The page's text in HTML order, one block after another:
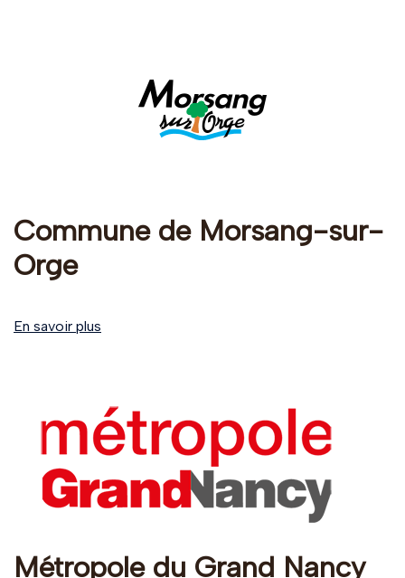
Commune de Morsang-sur-
Orge
En savoir plus
Métropole du Grand Nancy